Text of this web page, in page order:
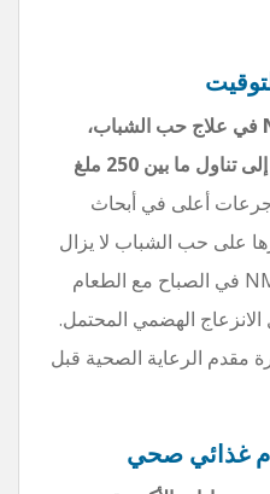
لا توجد جرعة قياسية لـNMN في علاج حب الشباب،
ولكن معظم الدراسات تشير إلى تناول ما بين 250 ملغ
أعلى في أبحاث
على حب الشباب لا يزال
غير واضح. قد يؤدي تناول NMN في الصباح مع الطعام
الهضمي المحتمل.
مقدم الرعاية الصحية قبل